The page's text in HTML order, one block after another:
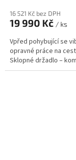
16 521 Kč bez DPH
19 990 Kč / ks
Vpřed pohybující se
opravné práce na
Sklopné držadlo –